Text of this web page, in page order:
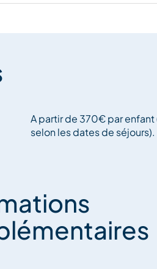
A partir de 370€ par enfant
selon les dates de séjours).